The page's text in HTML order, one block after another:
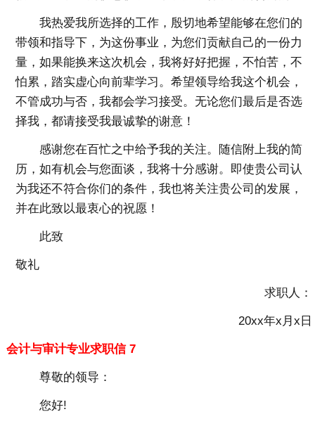
我热爱我所选择的工作，殷切地希望能够在您们的
带领和指导下，为这份事业，为您们贡献自己的一份力
量，如果能换来这次机会，我将好好把握，不怕苦，不
怕累，踏实虚心向前辈学习。希望领导给我这个机会，
不管成功与否，我都会学习接受。无论您们最后是否选
择我，都请接受我最诚挚的谢意！
感谢您在百忙之中给予我的关注。随信附上我的简
历，如有机会与您面谈，我将十分感谢。即使贵公司认
为我还不符合你们的条件，我也将关注贵公司的发展，
并在此致以最衷心的祝愿！
此致
敬礼
求职人：
20xx年x月x日
会计与审计专业求职信 7
尊敬的领导：
您好!